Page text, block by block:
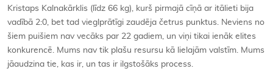
Kristaps Kalnakārklis (līdz 66 kg), kurš pirmajā cīņā ar itālieti bija
vadībā 2:0, bet tad vieglprātīgi zaudēja četrus punktus. Neviens no
šiem puišiem nav vecāks par 22 gadiem, un viņi tikai ienāk elites
konkurencē. Mums nav tik plašu resursu kā lielajām valstīm. Mums
jāaudzina tie, kas ir, un tas ir ilgstošāks process.